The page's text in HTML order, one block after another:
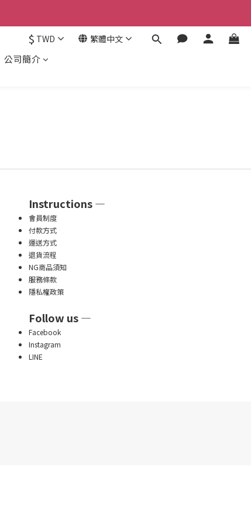
$ TWD 繁體中文
公司簡介
Instructions —
會員制度
付款方式
運送方式
退貨流程
NG商品須知
服務條款
隱私權政策
Follow us —
Facebook
Instagram
LINE